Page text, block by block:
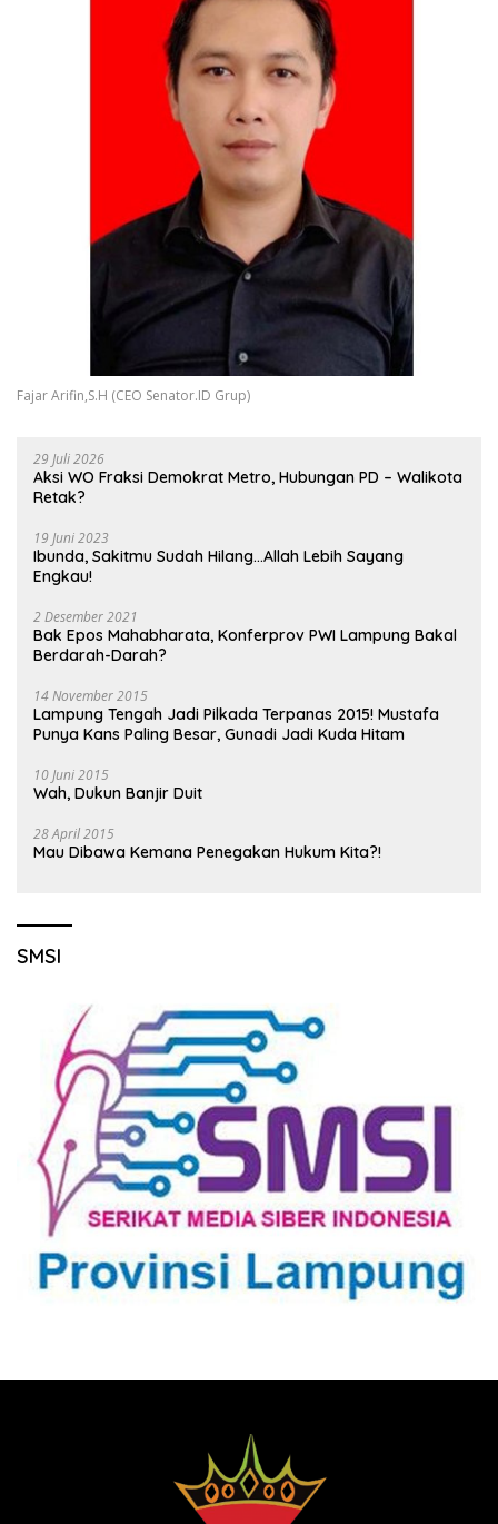
Fajar Arifin,S.H (CEO Senator.ID Grup)
29 Juli 2026
Aksi WO Fraksi Demokrat Metro, Hubungan PD – Walikota
Retak?
19 Juni 2023
Ibunda, Sakitmu Sudah Hilang…Allah Lebih Sayang
Engkau!
2 Desember 2021
Bak Epos Mahabharata, Konferprov PWI Lampung Bakal
Berdarah-Darah?
14 November 2015
Lampung Tengah Jadi Pilkada Terpanas 2015! Mustafa
Punya Kans Paling Besar, Gunadi Jadi Kuda Hitam
10 Juni 2015
Wah, Dukun Banjir Duit
28 April 2015
Mau Dibawa Kemana Penegakan Hukum Kita?!
SMSI